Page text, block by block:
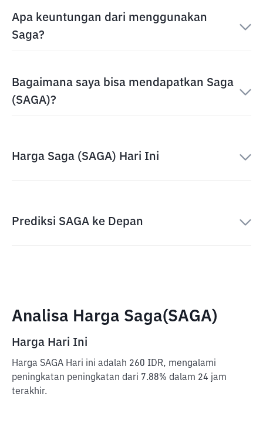
Apa keuntungan dari menggunakan
Saga?
Bagaimana saya bisa mendapatkan Saga
(SAGA)?
Harga Saga (SAGA) Hari Ini
Prediksi SAGA ke Depan
Analisa Harga Saga(SAGA)
Harga Hari Ini
Harga SAGA Hari ini adalah 260 IDR, mengalami
peningkatan peningkatan dari 7.88% dalam 24 jam
terakhir.